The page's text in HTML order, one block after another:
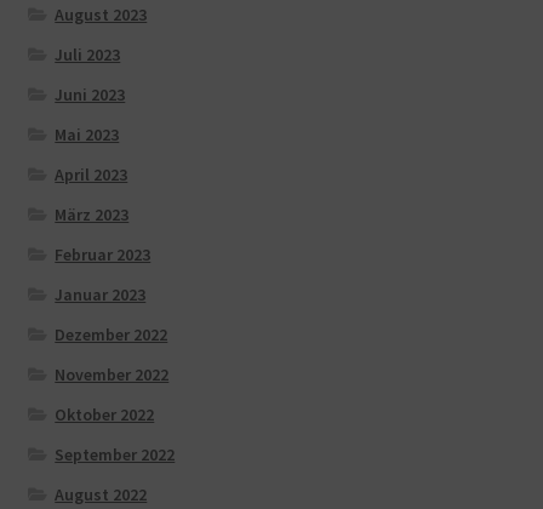
August 2023
Juli 2023
Juni 2023
Mai 2023
April 2023
März 2023
Februar 2023
Januar 2023
Dezember 2022
November 2022
Oktober 2022
September 2022
August 2022